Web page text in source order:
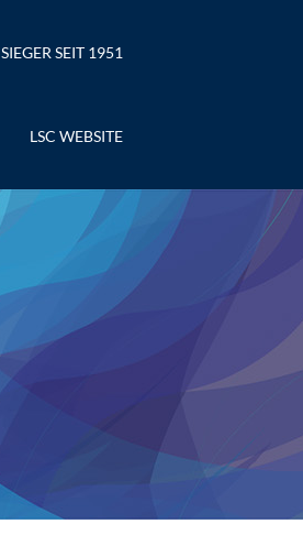
SIEGER SEIT 1951
LSC WEBSITE